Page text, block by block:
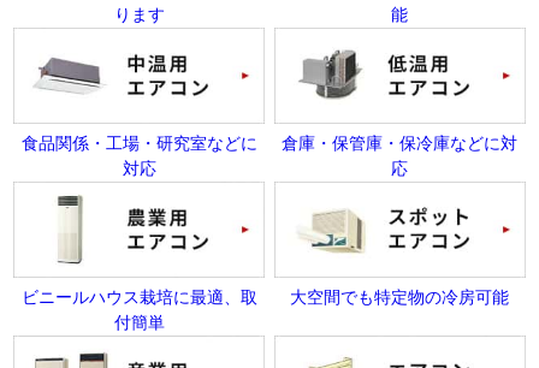
ります
能
食品関係・工場・研究室などに
対応
倉庫・保管庫・保冷庫などに対
応
ビニールハウス栽培に最適、取
付簡単
大空間でも特定物の冷房可能